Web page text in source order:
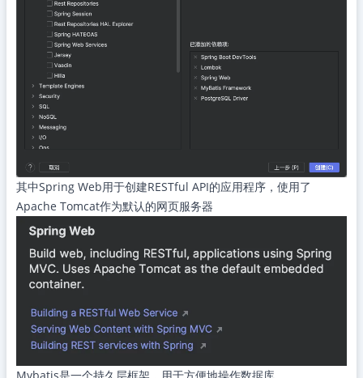
其中Spring Web用于创建RESTful API的应用程序，使用了
Apache Tomcat作为默认的网页服务器